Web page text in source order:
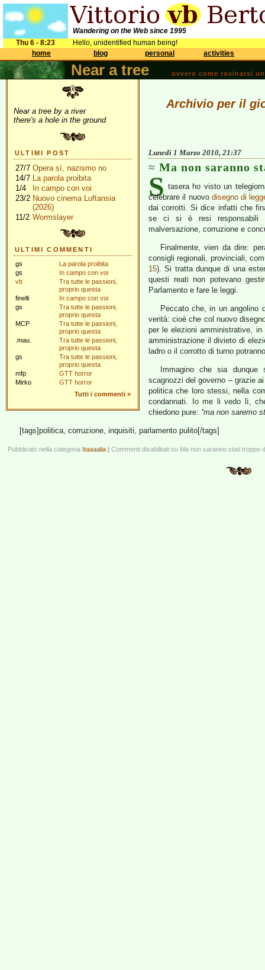
Wandering on the Web since 1995
Thu 6 - 8:23
Hello, unidentified human being!
home
blog personal activities
Near a tree ovvero come rovinarsi
Near a tree by a river
there's a hole in the ground
ULTIMI POST
27/7 Opera sì, nazismo no
14/7 La parola proibita
1/4
In campo con voi
23/2 Nuovo cinema Luftansia
(2026)
11/2 Wormslayer
ULTIMI COMMENTI
gs
La parola proibita
gs
In campo con voi
vb
Tra tutte le passioni,
proprio questa
finelli
In campo con voi
gs
Tra tutte le passioni,
proprio questa
MCP
Tra tutte le passioni,
proprio questa
.mau.
Tra tutte le passioni,
proprio questa
gs
Tra tutte le passioni,
proprio questa
mfp
GTT horror
Mirko
GTT horror
Tutti i commenti »
Archivio per il
Lunedì 1 Marzo 2010, 21:37
Ma non saranno
S tasera ho visto un
celebrare il nuovo disegno di
dai corrotti. Si dice infatti che
se ci si è resi responsabili
malversazione, corruzione e
Finalmente, vien da dire:
consigli regionali, provinciali,
15). Si tratta dunque di una
questi reati non potevano
Parlamento e fare le leggi.
Peccato che, in un angolino
verità: cioè che col nuovo
per le elezioni amministrative,
amministrazione il divieto di
ladro o il corrotto di turno
Immagino che sia dunque
scagnozzi del governo – grazie
politica che loro stessi, nella
condannati. Io me li vedo lì,
chiedono pure: “ma non saremo
[tags]politica, corruzione, inquisiti, parlamento pulito[/tags]
Pubblicato nella categoria Itaaaalia | Commenti disabilitati su Ma non saranno stati troppo